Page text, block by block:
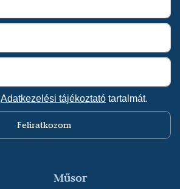
Adatkezelési tájékoztató tartalmát.
Feliratkozom
Műsor